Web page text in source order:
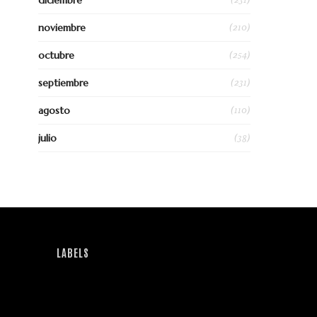
noviembre (210)
octubre (254)
septiembre (231)
agosto (110)
julio (38)
LABELS